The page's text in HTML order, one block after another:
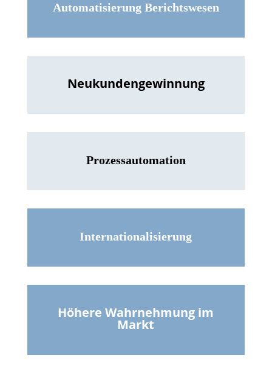
Automatisierung Berichtswesen
Neukundengewinnung
Prozessautomation
Internationalisierung
Höhere Wahrnehmung im
Markt